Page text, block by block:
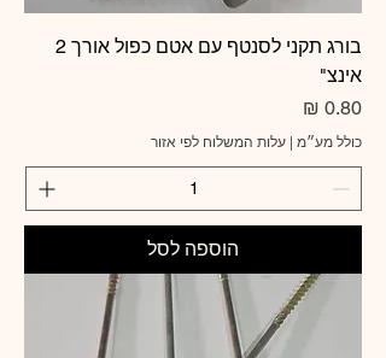
בורג תקני לסנטף עם אטם כפול אורך 2
אינצ"
מחיר
כולל מע״מ עלות המשלוח לפי אזור
הוספה לסל